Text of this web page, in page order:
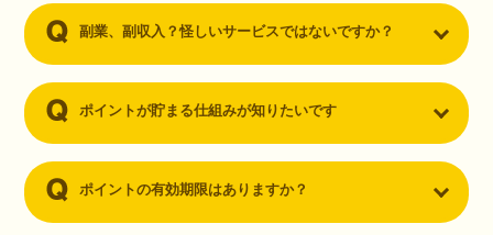
副業、副収入？怪しいサービスではないですか？
ポイントが貯まる仕組みが知りたいです
ポイントの有効期限はありますか？